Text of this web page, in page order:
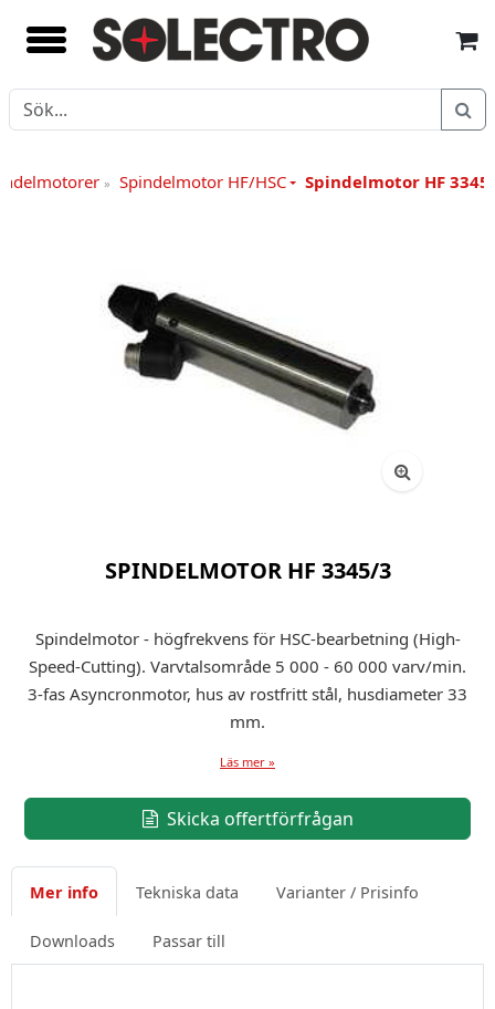
» Spindelmotor HF/HSC Spindelmotor HF
SPINDELMOTOR HF 3345/3
Spindelmotor - högfrekvens för HSC-bearbetning (High-
Speed-Cutting). Varvtalsområde 5 000 - 60 000 varv/min.
3-fas Asyncronmotor, hus av rostfritt stål, husdiameter 33
mm.
Läs mer »
Skicka offertförfrågan
Mer info Tekniska data Varianter / Prisinfo
Downloads Passar till